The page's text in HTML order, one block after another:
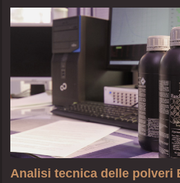
Analisi tecnica delle polveri